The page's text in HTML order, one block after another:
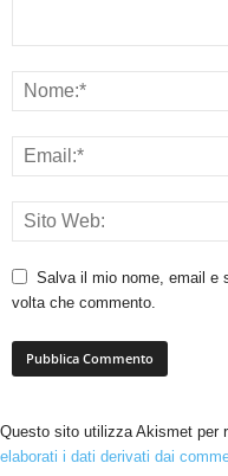
Salva il mio nome, email e
volta che commento.
Questo sito utilizza Akismet per
elaborati i dati derivati dai